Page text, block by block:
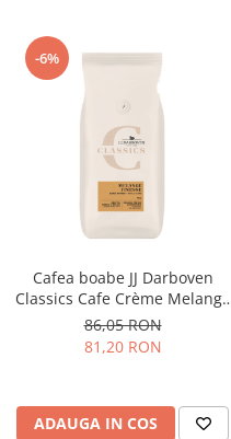
-6%
Cafea boabe JJ Darboven
Classics Cafe Crème Melange
Finesse, 1 kg
86,05 RON
81,20 RON
ADAUGA IN COS